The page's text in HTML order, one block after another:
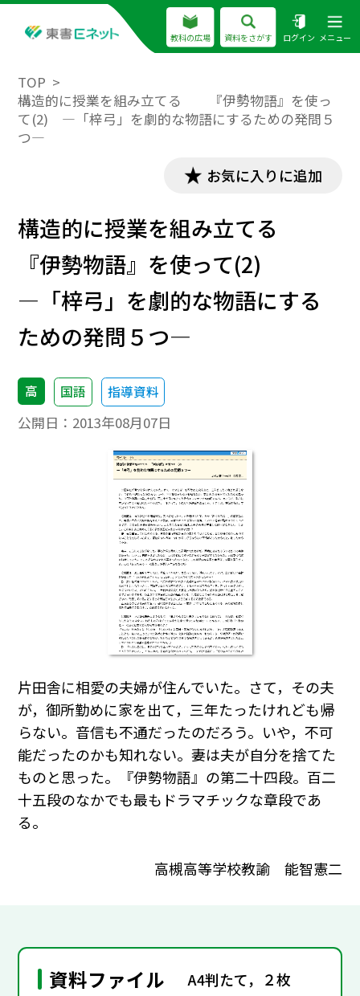
教科の広場 資料をさがす ログイン メニュー
TOP
構造的に授業を組み立てる 『伊勢物語』を使っ
て(2) ―「梓弓」を劇的な物語にするための発問５
つ―
お気に入りに追加
構造的に授業を組み立てる
『伊勢物語』を使って(2)
―「梓弓」を劇的な物語にする
ための発問５つ―
高 国語 指導資料
公開日： 2013年08月07日
片田舎に相愛の夫婦が住んでいた。さて，その夫
が，御所勤めに家を出て，三年たったけれども帰
らない。音信も不通だったのだろう。いや，不可
能だったのかも知れない。妻は夫が自分を捨てた
ものと思った。『伊勢物語』の第二十四段。百二
十五段のなかでも最もドラマチックな章段であ
る。
高槻高等学校教諭 能智憲二
資料ファイル A4判たて，２枚